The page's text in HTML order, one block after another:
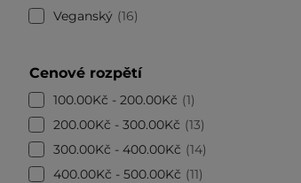
Veganský
16
Cenové rozpětí
100.00Kč - 200.00Kč
1
200.00Kč - 300.00Kč
13
300.00Kč - 400.00Kč
14
400.00Kč - 500.00Kč
11